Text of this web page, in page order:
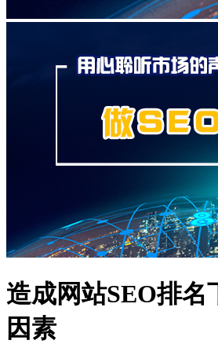
造成网站SEO排名
因素